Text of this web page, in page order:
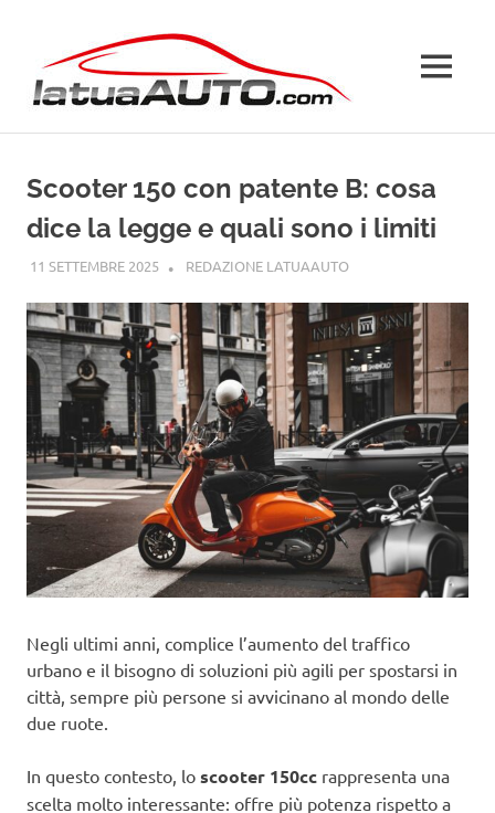
contenuto
MENU
Scooter 150 con patente B: cosa
dice la legge e quali sono i limiti
11 SETTEMBRE 2025 REDAZIONE LATUAAUTOPATENTE
Negli ultimi anni, complice l’aumento del traffico
urbano e il bisogno di soluzioni più agili per spostarsi in
città, sempre più persone si avvicinano al mondo delle
due ruote.
In questo contesto, lo scooter 150cc rappresenta una
scelta molto interessante: offre più potenza rispetto a